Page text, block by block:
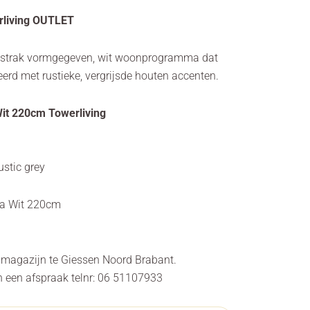
OUTLET
vormgegeven, wit woonprogramma dat
met rustieke, vergrijsde houten accenten.
220cm Towerliving
grey
Wit 220cm
te Giessen Noord Brabant.
afspraak telnr: 06 51107933